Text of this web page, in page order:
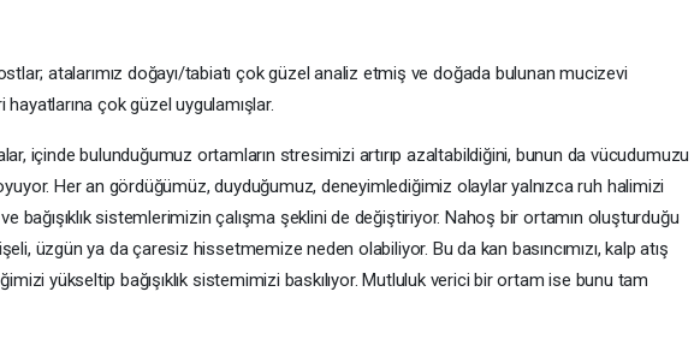
atalarımız doğayı/tabiatı çok güzel analiz etmiş ve doğada bulunan mucizevi
çok güzel uygulamışlar.
içinde bulunduğumuz ortamların stresimizi artırıp azaltabildiğini, bunun da vücudumuzu
Her an gördüğümüz, duyduğumuz, deneyimlediğimiz olaylar yalnızca ruh halimizi
bağışıklık sistemlerimizin çalışma şeklini de değiştiriyor. Nahoş bir ortamın oluşturduğu
üzgün ya da çaresiz hissetmemize neden olabiliyor. Bu da kan basıncımızı, kalp atış
yükseltip bağışıklık sistemimizi baskılıyor. Mutluluk verici bir ortam ise bunu tam